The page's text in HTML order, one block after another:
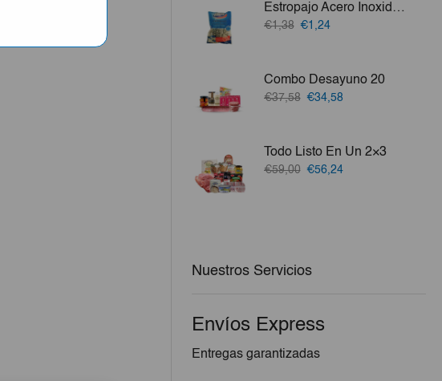
€132,39. €125,30.Estropajo Acero Inoxidable Mical 2ud
€1,38 El
€1,38.
€1,24El
€1,24.
Combo Desayuno 20
€37,58 El
€37,58.
€34,58El
€34,58.
Todo Listo En Un 2×3
€59,00 El
€56,24El
Nuestros Servicios
Envíos Express
Entregas garantizadas